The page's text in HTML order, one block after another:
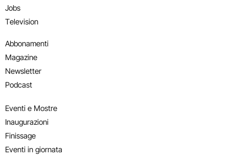
Jobs
Television
Abbonamenti
Magazine
Newsletter
Podcast
Eventi e Mostre
Inaugurazioni
Finissage
Eventi in giornata